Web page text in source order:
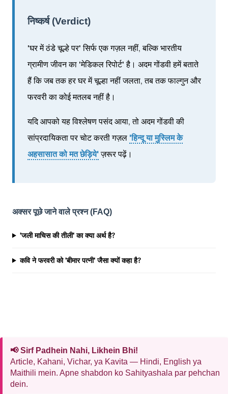
निष्कर्ष (Verdict)
'घर में ठंडे चूल्हे पर' सिर्फ एक गज़ल नहीं, बल्कि भारतीय
ग्रामीण जीवन का 'मेडिकल रिपोर्ट' है। अदम गोंडवी हमें बताते
हैं कि जब तक हर घर में चूल्हा नहीं जलता, तब तक फाल्गुन और
फरवरी का कोई मतलब नहीं है।
यदि आपको यह विश्लेषण पसंद आया, तो अदम गोंडवी की
सांप्रदायिकता पर चोट करती गज़ल 'हिन्दू या मुस्लिम के
अहसासात को मत छेड़िये'ज़रूर पढ़ें।
अक्सर पूछे जाने वाले प्रश्न (FAQ)
'जली माचिस की तीली' का क्या अर्थ है?
कवि ने फरवरी को 'बीमार पत्नी' जैसा क्यों कहा है?
📢 Sirf Padhein Nahi, Likhein Bhi!
Article, Kahani, Vichar, ya Kavita — Hindi, English ya
Maithili mein. Apne shabdon ko Sahityashala par pehchan
dein.